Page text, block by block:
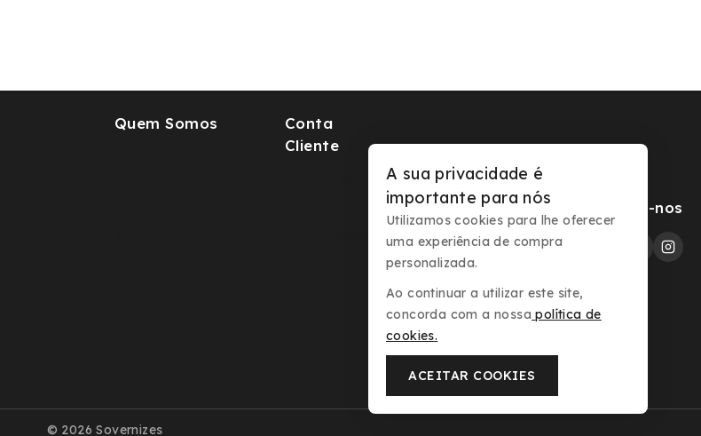
Quem Somos
Conta
Cliente
Segue-nos
© 2026 Sovernizes
A sua privacidade é
importante para nós
Utilizamos cookies para lhe oferecer
uma experiência de compra
personalizada.
Ao continuar a utilizar este site,
concorda com a nossa política de
cookies.
ACEITAR COOKIES